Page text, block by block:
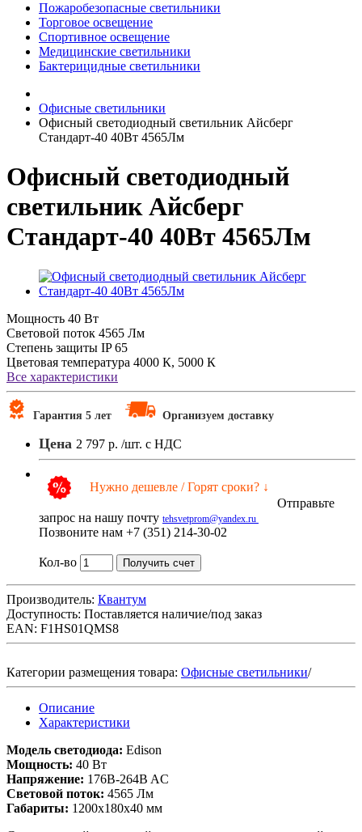
Пожаробезопасные светильники
Торговое освещение
Спортивное освещение
Медицинские светильники
Бактерицидные светильники
Офисные светильники
Офисный светодиодный светильник Айсберг
Стандарт-40 40Вт 4565Лм
Офисный светодиодный
светильник Айсберг
Стандарт-40 40Вт 4565Лм
Мощность 40 Вт
Световой поток 4565 Лм
Степень защиты IP 65
Цветовая температура 4000 К, 5000 К
Все характеристики
Гарантия 5 лет Организуем доставку
Цена 2 797 р. /шт. с НДС
Нужно дешевле / Горят сроки? ↓
Отправьте
запрос на нашу почту tehsvetprom@yandex.ru
Позвоните нам +7 (351) 214-30-02
Кол-во Получить счет
Производитель: Квантум
Доступность: Поставляется наличие/под заказ
EAN: F1HS01QMS8
Категории размещения товара: Офисные светильники/
Описание
Характеристики
Модель светодиода: Edison
Мощность: 40 Вт
Напряжение: 176B-264B AC
Световой поток: 4565 Лм
Габариты: 1200х180х40 мм